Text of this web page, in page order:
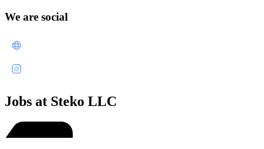
We are social
Jobs at Steko LLC